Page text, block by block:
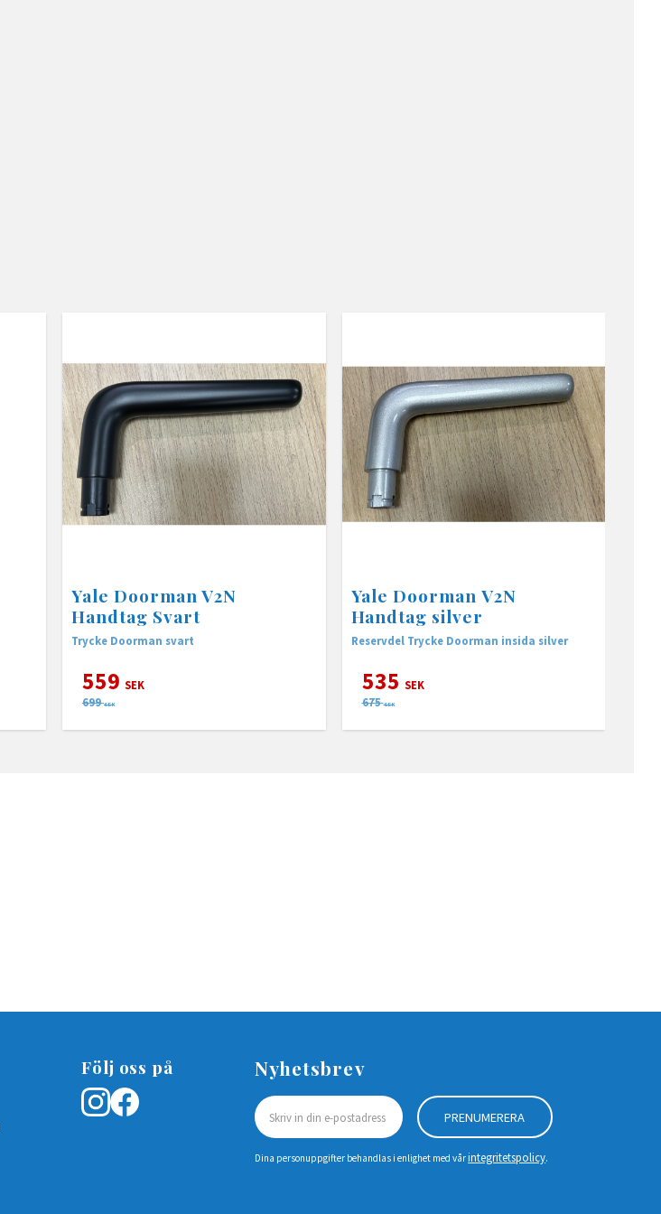
Yale Doorman V2N
Handtag Svart
Trycke Doorman svart
559 SEK
699 SEK
Yale Doorman V2N
Handtag silver
Reservdel Trycke Doorman insida silver
535 SEK
675 SEK
Följ oss på Nyhetsbrev
PRENUMERERA
Dina personuppgifter behandlas i enlighet med vårintegritetspolicy.